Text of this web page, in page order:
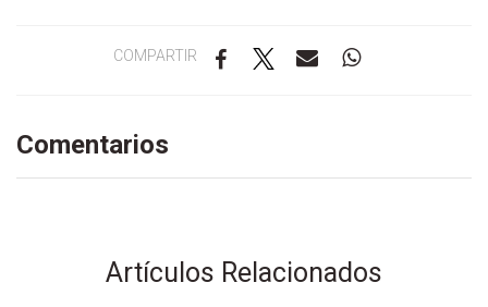
COMPARTIR
Comentarios
Artículos Relacionados